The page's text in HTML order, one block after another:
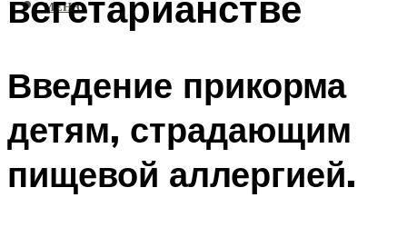
МЕНЮ
Введение прикорма
детям, страдающим
пищевой аллергией.